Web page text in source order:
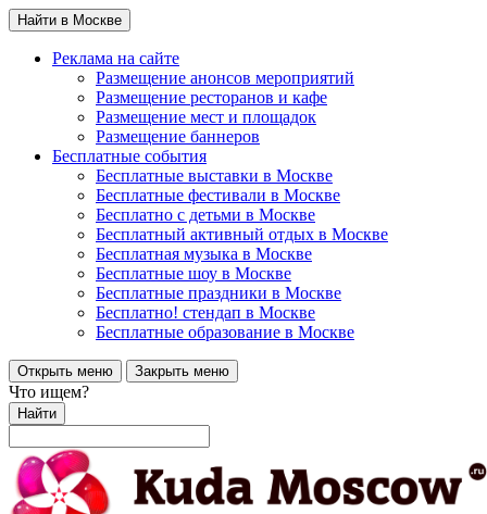
Найти в Москве
Реклама на сайте
Размещение анонсов мероприятий
Размещение ресторанов и кафе
Размещение мест и площадок
Размещение баннеров
Бесплатные события
Бесплатные выставки в Москве
Бесплатные фестивали в Москве
Бесплатно с детьми в Москве
Бесплатный активный отдых в Москве
Бесплатная музыка в Москве
Бесплатные шоу в Москве
Бесплатные праздники в Москве
Бесплатно! стендап в Москве
Бесплатные образование в Москве
Открыть меню Закрыть меню
Что ищем?
Найти